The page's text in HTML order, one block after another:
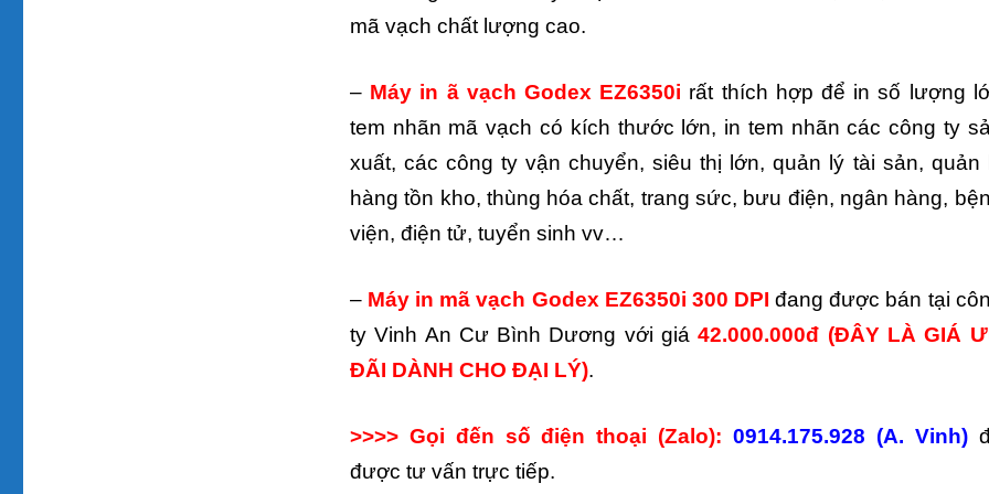
mã vạch chất lượng cao.
– Máy in ã vạch Godex EZ6350i rất thích hợp để in số lượng
tem nhãn mã vạch có kích thước lớn, in tem nhãn các công ty
xuất, các công ty vận chuyển, siêu thị lớn, quản lý tài sản, quản
hàng tồn kho, thùng hóa chất, trang sức, bưu điện, ngân hàng,
viện, điện tử, tuyển sinh vv…
– Máy in mã vạch Godex EZ6350i 300 DPIđang được bán tại
ty Vinh An Cư Bình Dương với giá42.000.000đ (ĐÂY LÀ GIÁ
ĐÃI DÀNH CHO ĐẠI LÝ).
>>>> Gọi đến số điện thoại (Zalo):0914.175.928 (A. Vinh)
được tư vấn trực tiếp.